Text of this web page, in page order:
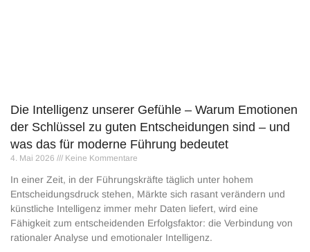
Die Intelligenz unserer Gefühle – Warum Emotionen
der Schlüssel zu guten Entscheidungen sind – und
was das für moderne Führung bedeutet
4. Mai 2026 Keine Kommentare
In einer Zeit, in der Führungskräfte täglich unter hohem
Entscheidungsdruck stehen, Märkte sich rasant verändern und
künstliche Intelligenz immer mehr Daten liefert, wird eine
Fähigkeit zum entscheidenden Erfolgsfaktor: die Verbindung von
rationaler Analyse und emotionaler Intelligenz.